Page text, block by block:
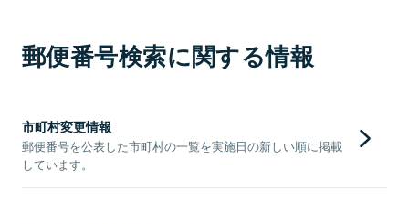
郵便番号検索に関する情報
市町村変更情報
郵便番号を公表した市町村の一覧を実施日の新しい順に掲載
しています。